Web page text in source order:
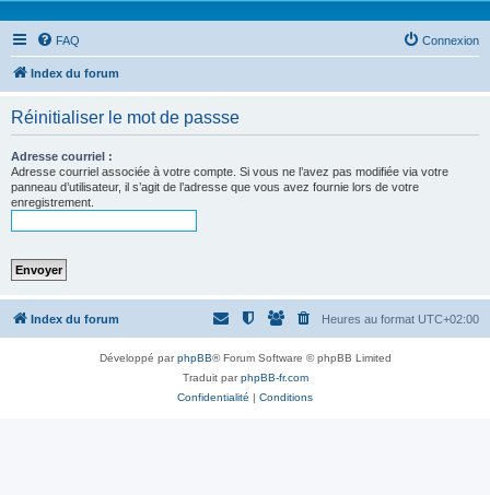
FAQ Connexion
Index du forum
Réinitialiser le mot de passse
Adresse courriel :
Adresse courriel associée à votre compte. Si vous ne l’avez pas modifiée via votre
panneau d’utilisateur, il s’agit de l’adresse que vous avez fournie lors de votre
enregistrement.
Index du forum Heures au format UTC+02:00
Développé parphpBB® Forum Software © phpBB Limited
Traduit parphpBB-fr.com
Confidentialité | Conditions